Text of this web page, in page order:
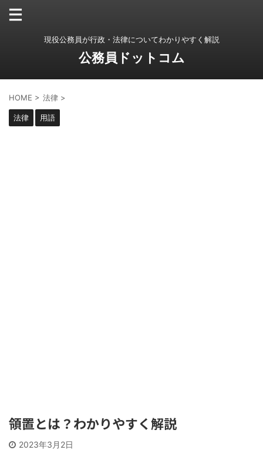
現役公務員が行政・法律についてわかりやすく解説
公務員ドットコム
HOME > 法律 >
法律 用語
領置とは？わかりやすく解説
2023年3月2日